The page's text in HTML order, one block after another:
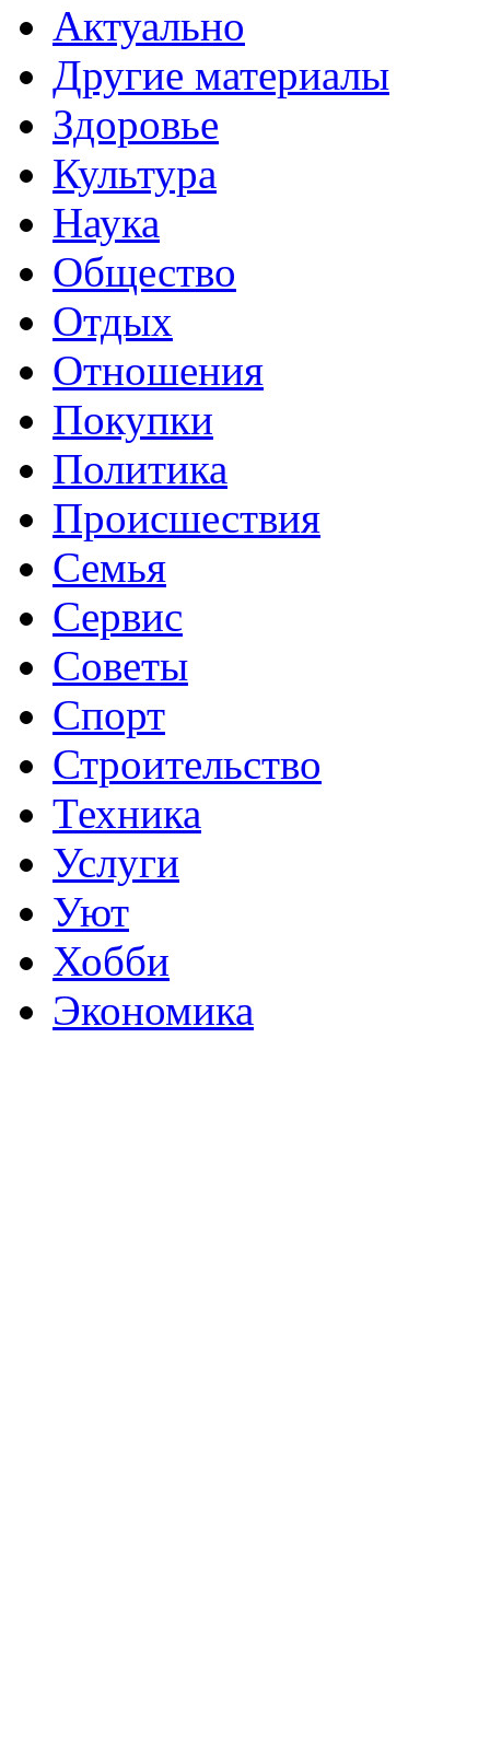
Актуально
Другие материалы
Здоровье
Культура
Наука
Общество
Отдых
Отношения
Покупки
Политика
Происшествия
Семья
Сервис
Советы
Спорт
Строительство
Техника
Услуги
Уют
Хобби
Экономика